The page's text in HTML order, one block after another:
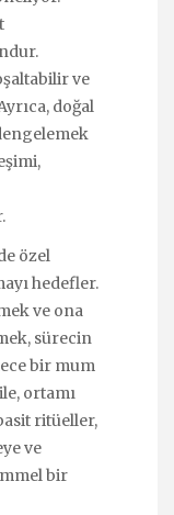
ve
doğal
özel
hedefler.
ve ona
sürecin
bir mum
ortamı
ritüeller,
ve
bir